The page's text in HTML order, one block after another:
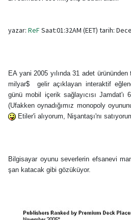
yazar: ReFSaat:01:32AM (EET) tarih:
EA yani 2005 yılında 31 adet
milyar$ gelir açıklayan interaktif
günü mobil içerik sağlayıcısı Jamdat'ı
(Ufakken oynadığımız monopoly
Etiler'i alıyorum, Nişantaşı'nı
Bilgisayar oyunu severlerin efsanevi
şan katacak gibi gözüküyor.